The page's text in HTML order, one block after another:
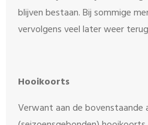
blijven bestaan. Bij sommige
vervolgens veel later weer
Hooikoorts
Verwant aan de bovenstaande